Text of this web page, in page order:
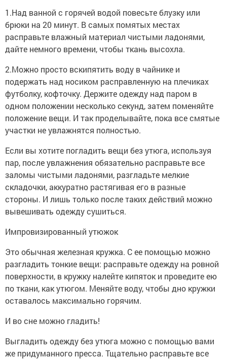
1.Над ванной с горячей водой повесьте блузку или
брюки на 20 минут. В самых помятых местах
расправьте влажный материал чистыми ладонями,
дайте немного времени, чтобы ткань высохла.
2.Можно просто вскипятить воду в чайнике и
подержать над носиком расправленную на плечиках
футболку, кофточку. Держите одежду над паром в
одном положении несколько секунд, затем поменяйте
положение вещи. И так проделывайте, пока все смятые
участки не увлажнятся полностью.
Если вы хотите погладить вещи без утюга, используя
пар, после увлажнения обязательно расправьте все
заломы чистыми ладонями, разгладьте мелкие
складочки, аккуратно растягивая его в разные
стороны. И лишь только после таких действий можно
вывешивать одежду сушиться.
Импровизированный утюжок
Это обычная железная кружка. С ее помощью можно
разгладить тонкие вещи: расправьте одежду на ровной
поверхности, в кружку налейте кипяток и проведите ею
по ткани, как утюгом. Меняйте воду, чтобы дно кружки
оставалось максимально горячим.
И во сне можно гладить!
Выгладить одежду без утюга можно с помощью вами
же придуманного пресса. Тщательно расправьте все